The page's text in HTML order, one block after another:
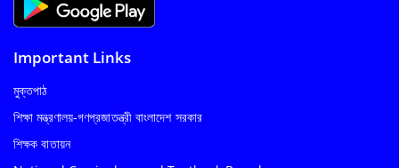
Important Links
মুক্তপাঠ
শিক্ষা মন্ত্রণালয়-গণপ্রজাতন্ত্রী বাংলাদেশ সরকার
শিক্ষক বাতায়ন